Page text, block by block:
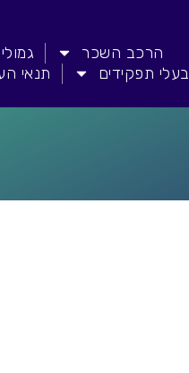
הרכב השכר
בעלי תפקידים
תנאי